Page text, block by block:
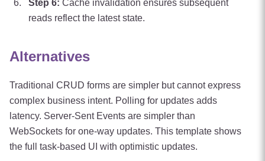
Step 6: Cache invalidation ensures subsequent
reads reflect the latest state.
Alternatives
Traditional CRUD forms are simpler but cannot express
complex business intent. Polling for updates adds
latency. Server-Sent Events are simpler than
WebSockets for one-way updates. This template shows
the full task-based UI with optimistic updates.